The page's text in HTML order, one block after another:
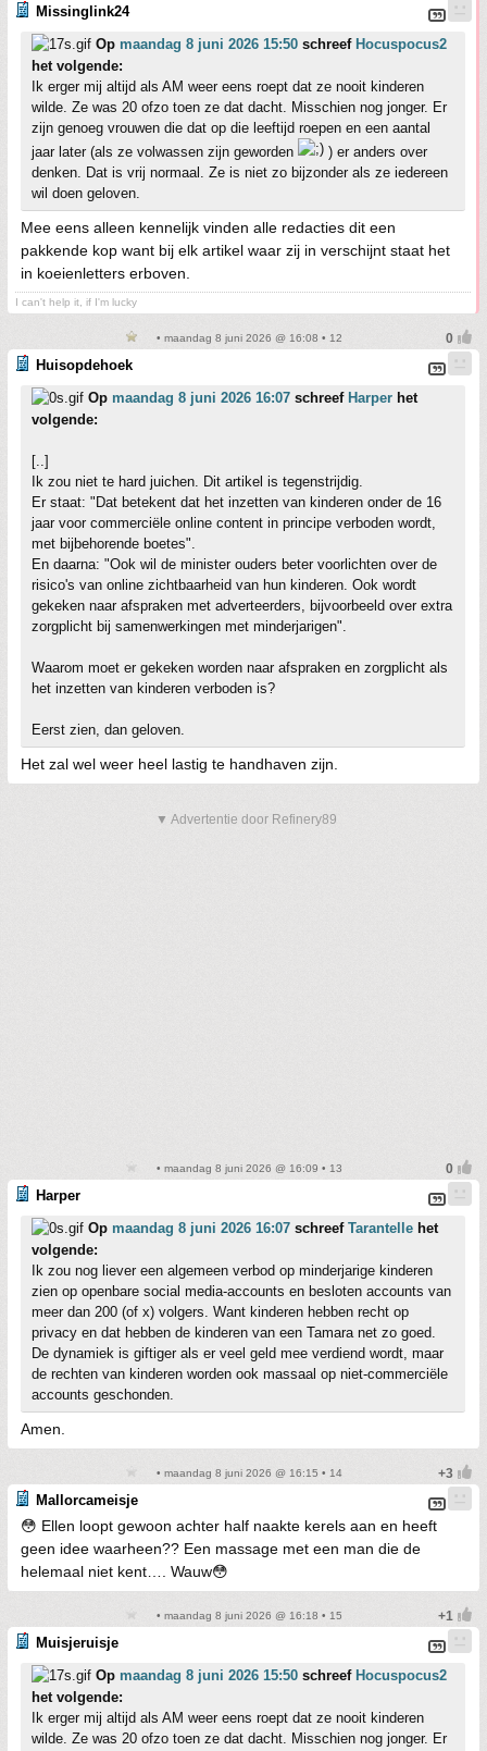
Missinglink24
Op maandag 8 juni 2026 15:50 schreef Hocuspocus2
het volgende:
Ik erger mij altijd als AM weer eens roept dat ze nooit kinderen
wilde. Ze was 20 ofzo toen ze dat dacht. Misschien nog jonger. Er
zijn genoeg vrouwen die dat op die leeftijd roepen en een aantal
jaar later (als ze volwassen zijn geworden
) er anders over
denken. Dat is vrij normaal. Ze is niet zo bijzonder als ze iedereen
wil doen geloven.
Mee eens alleen kennelijk vinden alle redacties dit een
pakkende kop want bij elk artikel waar zij in verschijnt staat het
in koeienletters erboven.
I can't help it, if I'm lucky
• maandag 8 juni 2026 @ 16:08 • 12
Huisopdehoek
Op maandag 8 juni 2026 16:07 schreef Harper het
volgende:
[..]
Ik zou niet te hard juichen. Dit artikel is tegenstrijdig.
Er staat: "Dat betekent dat het inzetten van kinderen onder de 16
jaar voor commerciële online content in principe verboden wordt,
met bijbehorende boetes".
En daarna: "Ook wil de minister ouders beter voorlichten over de
risico's van online zichtbaarheid van hun kinderen. Ook wordt
gekeken naar afspraken met adverteerders, bijvoorbeeld over extra
zorgplicht bij samenwerkingen met minderjarigen".
Waarom moet er gekeken worden naar afspraken en zorgplicht als
het inzetten van kinderen verboden is?
Eerst zien, dan geloven.
Het zal wel weer heel lastig te handhaven zijn.
▼ Advertentie door Refinery89
• maandag 8 juni 2026 @ 16:09 • 13
Harper
Op maandag 8 juni 2026 16:07 schreef Tarantelle het
volgende:
Ik zou nog liever een algemeen verbod op minderjarige kinderen
zien op openbare social media-accounts en besloten accounts van
meer dan 200 (of x) volgers. Want kinderen hebben recht op
privacy en dat hebben de kinderen van een Tamara net zo goed.
De dynamiek is giftiger als er veel geld mee verdiend wordt, maar
de rechten van kinderen worden ook massaal op niet-commerciële
accounts geschonden.
Amen.
• maandag 8 juni 2026 @ 16:15 • 14
Mallorcameisje
😳 Ellen loopt gewoon achter half naakte kerels aan en heeft
geen idee waarheen?? Een massage met een man die de
helemaal niet kent…. Wauw😳
• maandag 8 juni 2026 @ 16:18 • 15
Muisjeruisje
Op maandag 8 juni 2026 15:50 schreef Hocuspocus2
het volgende:
Ik erger mij altijd als AM weer eens roept dat ze nooit kinderen
wilde. Ze was 20 ofzo toen ze dat dacht. Misschien nog jonger. Er